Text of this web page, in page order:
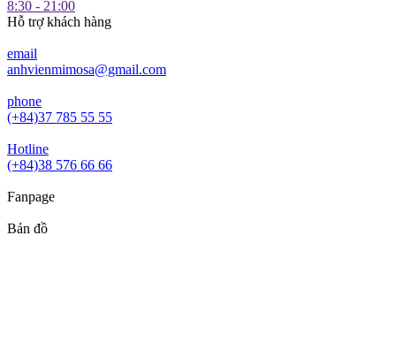
8:30 - 21:00
Hỗ trợ khách hàng
email
anhvienmimosa@gmail.com
phone
(+84)37 785 55 55
Hotline
(+84)38 576 66 66
Fanpage
Bản đồ